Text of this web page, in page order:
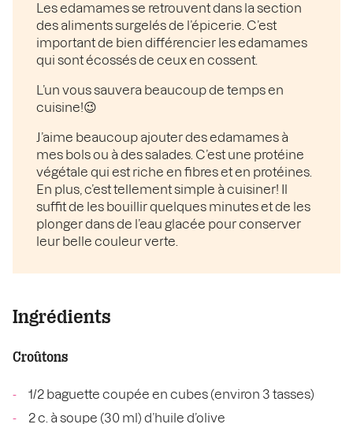
Les edamames se retrouvent dans la section
des aliments surgelés de l’épicerie. C’est
important de bien différencier les edamames
qui sont écossés de ceux en cossent.
L’un vous sauvera beaucoup de temps en
cuisine!😉
J’aime beaucoup ajouter des edamames à
mes bols ou à des salades. C’est une protéine
végétale qui est riche en fibres et en protéines.
En plus, c’est tellement simple à cuisiner! Il
suffit de les bouillir quelques minutes et de les
plonger dans de l’eau glacée pour conserver
leur belle couleur verte.
Ingrédients
Croûtons
1/2 baguette coupée en cubes (environ 3 tasses)
2 c. à soupe (30 ml) d’huile d’olive